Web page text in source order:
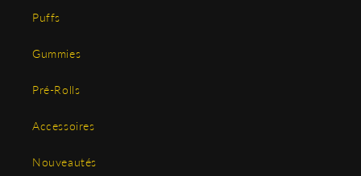
Puffs
Gummies
Pré-Rolls
Accessoires
Nouveautés